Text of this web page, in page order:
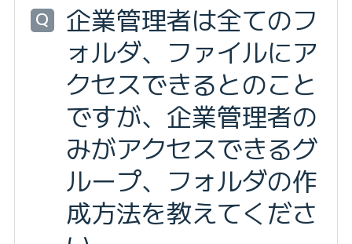
Q
企業管理者は全てのフ
ォルダ、ファイルにア
クセスできるとのこと
ですが、企業管理者の
みがアクセスできるグ
ループ、フォルダの作
成方法を教えてくださ